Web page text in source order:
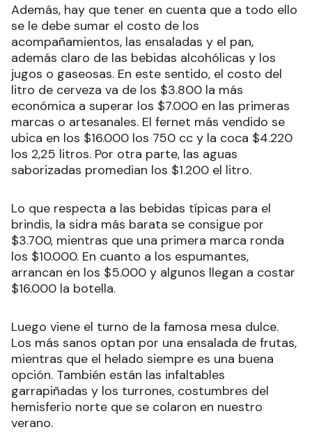
Además, hay que tener en cuenta que a todo ello
se le debe sumar el costo de los
acompañamientos, las ensaladas y el pan,
además claro de las bebidas alcohólicas y los
jugos o gaseosas. En este sentido, el costo del
litro de cerveza va de los $3.800 la más
económica a superar los $7.000 en las primeras
marcas o artesanales. El fernet más vendido se
ubica en los $16.000 los 750 cc y la coca $4.220
los 2,25 litros. Por otra parte, las aguas
saborizadas promedian los $1.200 el litro.
Lo que respecta a las bebidas típicas para el
brindis, la sidra más barata se consigue por
$3.700, mientras que una primera marca ronda
los $10.000. En cuanto a los espumantes,
arrancan en los $5.000 y algunos llegan a costar
$16.000 la botella.
Luego viene el turno de la famosa mesa dulce.
Los más sanos optan por una ensalada de frutas,
mientras que el helado siempre es una buena
opción. También están las infaltables
garrapiñadas y los turrones, costumbres del
hemisferio norte que se colaron en nuestro
verano.